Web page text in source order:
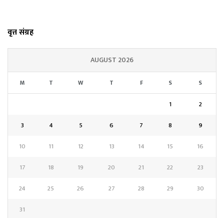
वृत्त संग्रह
AUGUST 2026
M T W T F S S
1
2
3
4 5 6 7 8
9
10
11 12 13 14 15
16
17
18 19 20 21 22
23
24
25 26 27 28 29
30
31